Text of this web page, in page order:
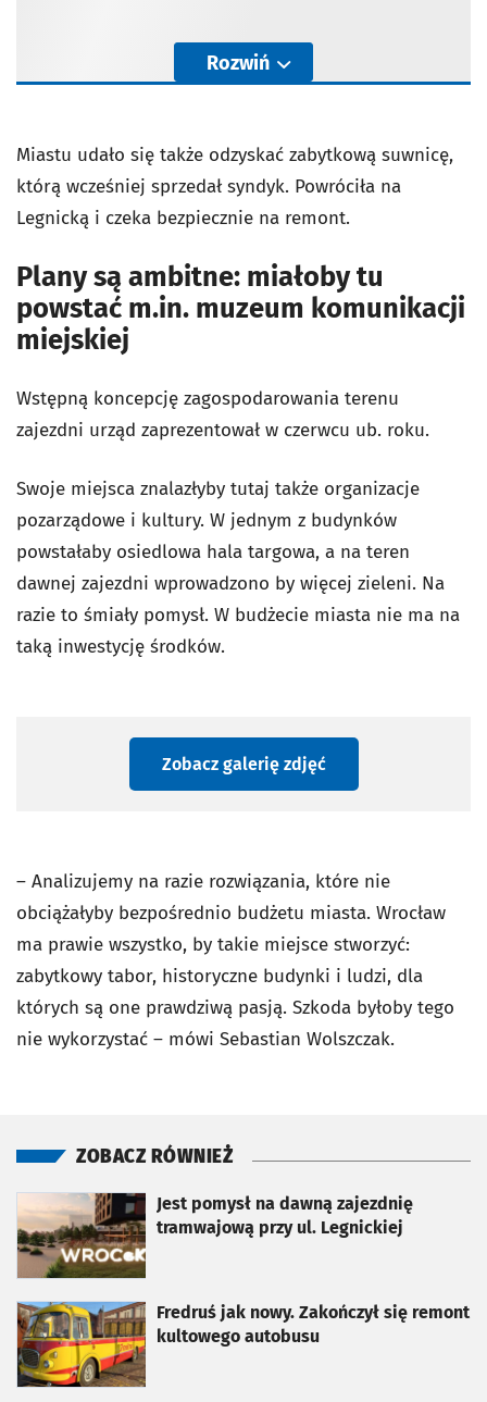
Rozwiń
Miastu udało się także odzyskać zabytkową suwnicę,
którą wcześniej sprzedał syndyk. Powróciła na
Legnicką i czeka bezpiecznie na remont.
Plany są ambitne: miałoby tu
powstać m.in. muzeum komunikacji
miejskiej
Wstępną koncepcję zagospodarowania terenu
zajezdni urząd zaprezentował w czerwcu ub. roku.
Swoje miejsca znalazłyby tutaj także organizacje
pozarządowe i kultury. W jednym z budynków
powstałaby osiedlowa hala targowa, a na teren
dawnej zajezdni wprowadzono by więcej zieleni. Na
razie to śmiały pomysł. W budżecie miasta nie ma na
taką inwestycję środków.
Zobacz galerię zdjęć
– Analizujemy na razie rozwiązania, które nie
obciążałyby bezpośrednio budżetu miasta. Wrocław
ma prawie wszystko, by takie miejsce stworzyć:
zabytkowy tabor, historyczne budynki i ludzi, dla
których są one prawdziwą pasją. Szkoda byłoby tego
nie wykorzystać – mówi Sebastian Wolszczak.
ZOBACZ RÓWNIEŻ
Jest pomysł na dawną zajezdnię
tramwajową przy ul. Legnickiej
otworzy się w nowej karcie
Fredruś jak nowy. Zakończył się remont
kultowego autobusu
otworzy się w nowej karcie